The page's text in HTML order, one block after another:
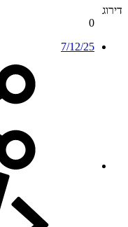
דירוג
0
7/12/25